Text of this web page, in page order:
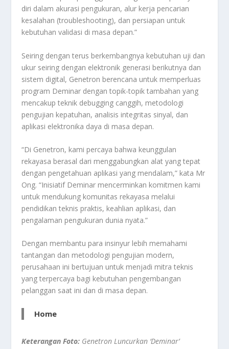
diri dalam akurasi pengukuran, alur kerja pencarian
kesalahan (troubleshooting), dan persiapan untuk
kebutuhan validasi di masa depan.”
Seiring dengan terus berkembangnya kebutuhan uji dan
ukur seiring dengan elektronik generasi berikutnya dan
sistem digital, Genetron berencana untuk memperluas
program Deminar dengan topik-topik tambahan yang
mencakup teknik debugging canggih, metodologi
pengujian kepatuhan, analisis integritas sinyal, dan
aplikasi elektronika daya di masa depan.
“Di Genetron, kami percaya bahwa keunggulan
rekayasa berasal dari menggabungkan alat yang tepat
dengan pengetahuan aplikasi yang mendalam,” kata Mr
Ong. “Inisiatif Deminar mencerminkan komitmen kami
untuk mendukung komunitas rekayasa melalui
pendidikan teknis praktis, keahlian aplikasi, dan
pengalaman pengukuran dunia nyata.”
Dengan membantu para insinyur lebih memahami
tantangan dan metodologi pengujian modern,
perusahaan ini bertujuan untuk menjadi mitra teknis
yang terpercaya bagi kebutuhan pengembangan
pelanggan saat ini dan di masa depan.
Home
Keterangan Foto: Genetron Luncurkan ‘Deminar’